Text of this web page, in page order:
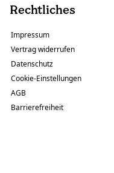
Rechtliches
Impressum
Vertrag widerrufen
Datenschutz
Cookie-Einstellungen
AGB
Barrierefreiheit